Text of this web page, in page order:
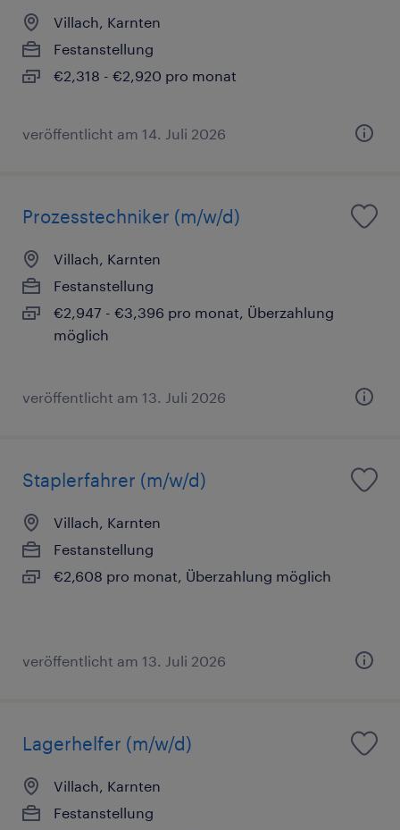
Villach, Karnten
Festanstellung
€2,318 - €2,920 pro monat
veröffentlicht am 14. Juli 2026
Prozesstechniker (m/w/d)
Villach, Karnten
Festanstellung
€2,947 - €3,396 pro monat, Überzahlung
möglich
veröffentlicht am 13. Juli 2026
Staplerfahrer (m/w/d)
Villach, Karnten
Festanstellung
€2,608 pro monat, Überzahlung möglich
veröffentlicht am 13. Juli 2026
Lagerhelfer (m/w/d)
Villach, Karnten
Festanstellung